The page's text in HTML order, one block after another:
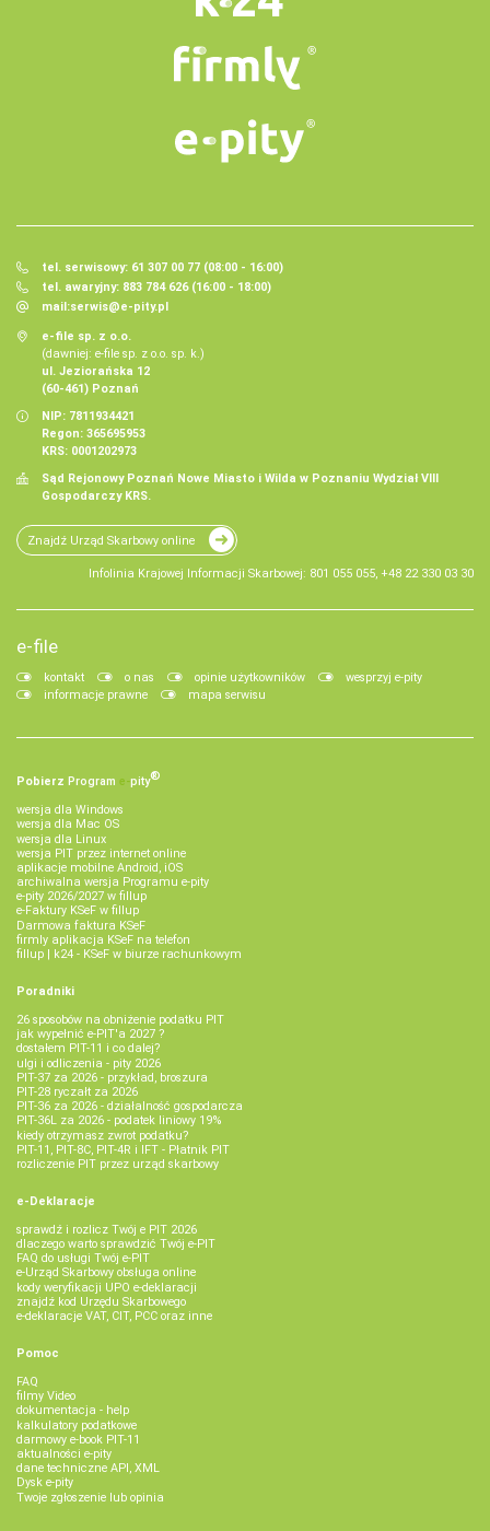
tel. serwisowy: 61 307 00 77 (08:00 - 16:00)
tel. awaryjny: 883 784 626 (16:00 - 18:00)
mail:serwis@e-pity.pl
e-file sp. z o.o.
(dawniej: e-file sp. z o.o. sp. k.)
ul. Jeziorańska 12
(60-461) Poznań
NIP: 7811934421
Regon: 365695953
KRS: 0001202973
Sąd Rejonowy Poznań Nowe Miasto i Wilda w Poznaniu Wydział VIII
Gospodarczy KRS.
Znajdź Urząd Skarbowy online
Infolinia Krajowej Informacji Skarbowej: 801 055 055, +48 22 330 03 30
e-file
kontakt o nas opinie użytkowników
wesprzyj e-pity
informacje prawne
mapa serwisu
Pobierz Program e‑pity®
wersja dla Windows
wersja dla Mac OS
wersja dla Linux
wersja PIT przez internet online
aplikacje mobilne Android, iOS
archiwalna wersja Programu e-pity
e-pity 2026/2027 w fillup
e‑Faktury KSeF w fillup
Darmowa faktura KSeF
firmly aplikacja KSeF na telefon
fillup | k24 - KSeF w biurze rachunkowym
Poradniki
26 sposobów na obniżenie podatku PIT
jak wypełnić e-PIT'a 2027 ?
dostałem PIT-11 i co dalej?
ulgi i odliczenia - pity 2026
PIT-37 za 2026 - przykład, broszura
PIT-28 ryczałt za 2026
PIT-36 za 2026 - działalność gospodarcza
PIT-36L za 2026 - podatek liniowy 19%
kiedy otrzymasz zwrot podatku?
PIT-11, PIT-8C, PIT-4R i IFT - Płatnik PIT
rozliczenie PIT przez urząd skarbowy
e-Deklaracje
sprawdź i rozlicz Twój e PIT 2026
dlaczego warto sprawdzić Twój e-PIT
FAQ do usługi Twój e-PIT
e-Urząd Skarbowy obsługa online
kody weryfikacji UPO e-deklaracji
znajdź kod Urzędu Skarbowego
e-deklaracje VAT, CIT, PCC oraz inne
Pomoc
FAQ
filmy Video
dokumentacja - help
kalkulatory podatkowe
darmowy e-book PIT-11
aktualności e-pity
dane techniczne API, XML
Dysk e-pity
Twoje zgłoszenie lub opinia